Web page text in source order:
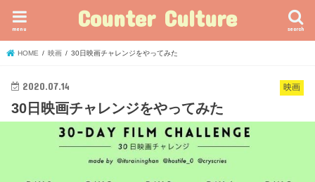
Counter Culture search
menu
HOME 映画 30日映画チャレンジをやってみた
映画
2020.07.14
30日映画チャレンジをやってみた